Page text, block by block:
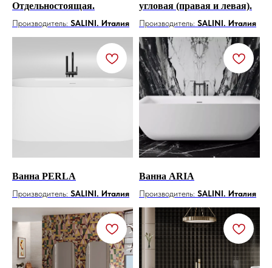
Отдельностоящая.
Производитель: SALINI. Италия
угловая (правая и левая).
Производитель: SALINI. Италия
Ванна PERLA
Производитель: SALINI. Италия
Ванна ARIA
Производитель: SALINI. Италия